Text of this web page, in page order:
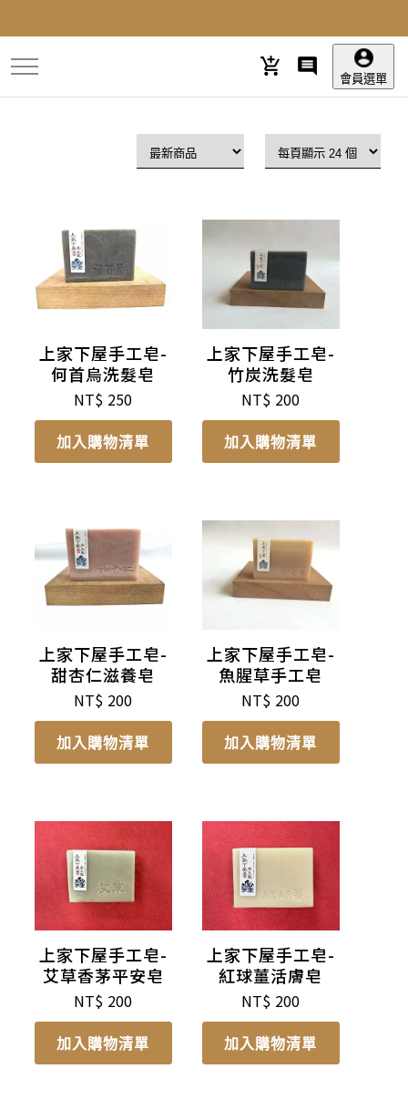
到
主
要
內
會員選單
上家下屋手工皂-
何首烏洗髮皂
NT$ 250
加入購物清單
上家下屋手工皂-
竹炭洗髮皂
NT$ 200
加入購物清單
上家下屋手工皂-
甜杏仁滋養皂
NT$ 200
加入購物清單
上家下屋手工皂-
魚腥草手工皂
NT$ 200
加入購物清單
上家下屋手工皂-
艾草香茅平安皂
NT$ 200
加入購物清單
上家下屋手工皂-
紅球薑活膚皂
NT$ 200
加入購物清單